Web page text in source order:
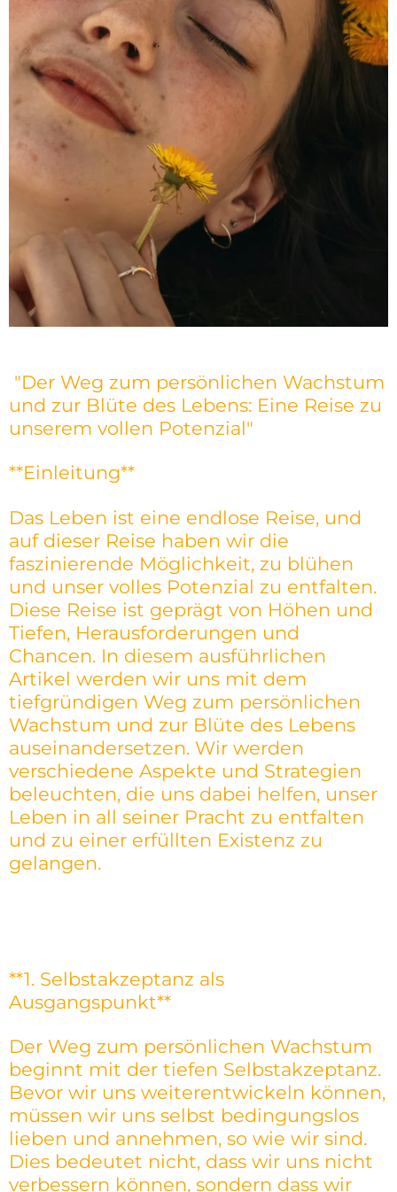
"Der Weg zum persönlichen Wachstum
und zur Blüte des Lebens: Eine Reise zu
unserem vollen Potenzial"
**Einleitung**
Das Leben ist eine endlose Reise, und
auf dieser Reise haben wir die
faszinierende Möglichkeit, zu blühen
und unser volles Potenzial zu entfalten.
Diese Reise ist geprägt von Höhen und
Tiefen, Herausforderungen und
Chancen. In diesem ausführlichen
Artikel werden wir uns mit dem
tiefgründigen Weg zum persönlichen
Wachstum und zur Blüte des Lebens
auseinandersetzen. Wir werden
verschiedene Aspekte und Strategien
beleuchten, die uns dabei helfen, unser
Leben in all seiner Pracht zu entfalten
und zu einer erfüllten Existenz zu
gelangen.
**1. Selbstakzeptanz als
Ausgangspunkt**
Der Weg zum persönlichen Wachstum
beginnt mit der tiefen Selbstakzeptanz.
Bevor wir uns weiterentwickeln können,
müssen wir uns selbst bedingungslos
lieben und annehmen, so wie wir sind.
Dies bedeutet nicht, dass wir uns nicht
verbessern können, sondern dass wir